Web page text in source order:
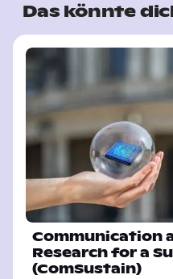
Das könnte
Communication
Research for a
(ComSustain)